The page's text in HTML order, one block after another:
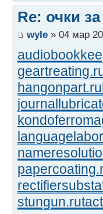
Re: очки
wyle » 04 мар
hangonpart.ru
stungun.ru